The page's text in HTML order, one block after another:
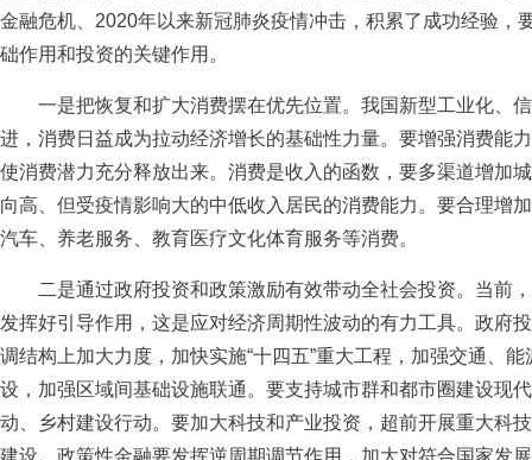
金融危机、2020年以来新冠肺炎疫情冲击，积累了成功经验，
础作用和投资的关键作用。
一是把恢复和扩大消费摆在优先位置。我国新型工业化、
进，消费日益成为拉动经济增长的基础性力量。要增强消费能
使消费潜力充分释放出来。消费是收入的函数，要多渠道增加
向高、但受疫情影响大的中低收入居民的消费能力。要合理增
汽车、养老服务、教育医疗文化体育服务等消费。
二是通过政府投资和政策激励有效带动全社会投资。当前
发挥好引导作用，这是应对经济周期性波动的有力工具。政府
调结构上加大力度，加快实施“十四五”重大工程，加强交通、
设，加强区域间基础设施联通。要支持城市群和都市圈建设现
动、乡村建设行动。要加大科技和产业投资，超前开展重大科